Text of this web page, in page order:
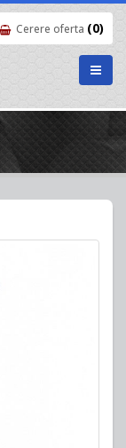
Cerere oferta (0)